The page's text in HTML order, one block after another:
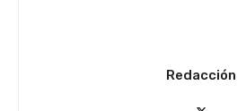
Redacción